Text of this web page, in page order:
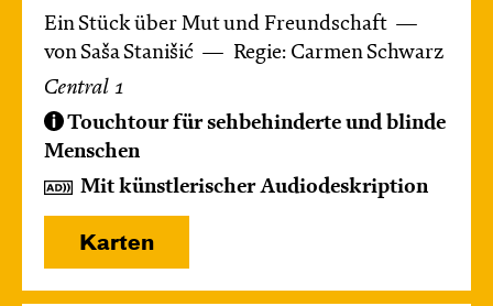
Ein Stück über Mut und Freundschaft
von Saša Stanišić
Regie: Carmen Schwarz
Central 1
Touchtour für sehbehinderte und blinde
Menschen
Mit künstlerischer Audiodeskription
Karten